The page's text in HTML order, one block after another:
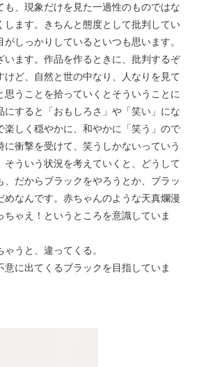
、現象だけを見た一過性のものではな
します。きちんと態度として批判してい
しっかりしているといつも思います。
ます。作品を作るときに、批判するぞ
けど、自然と世の中なり、人なりを見て
思うことを拾っていくとそういうことに
すると「おもしろさ」や「笑い」にな
楽しく穏やかに、和やかに「笑う」ので
衝撃を受けて、笑うしかないっていう
そういう状況を考えていくと、どうして
、だからブラックをやろうとか、ブラッ
めなんです。赤ちゃんのような天真爛漫
ゃえ！というところを意識していま
うと、違ってくる。
に出てくるブラックを目指していま